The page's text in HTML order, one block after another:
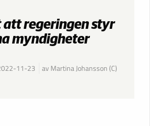
regeringen styr
myndigheter
11-23 av Martina Johansson (C)